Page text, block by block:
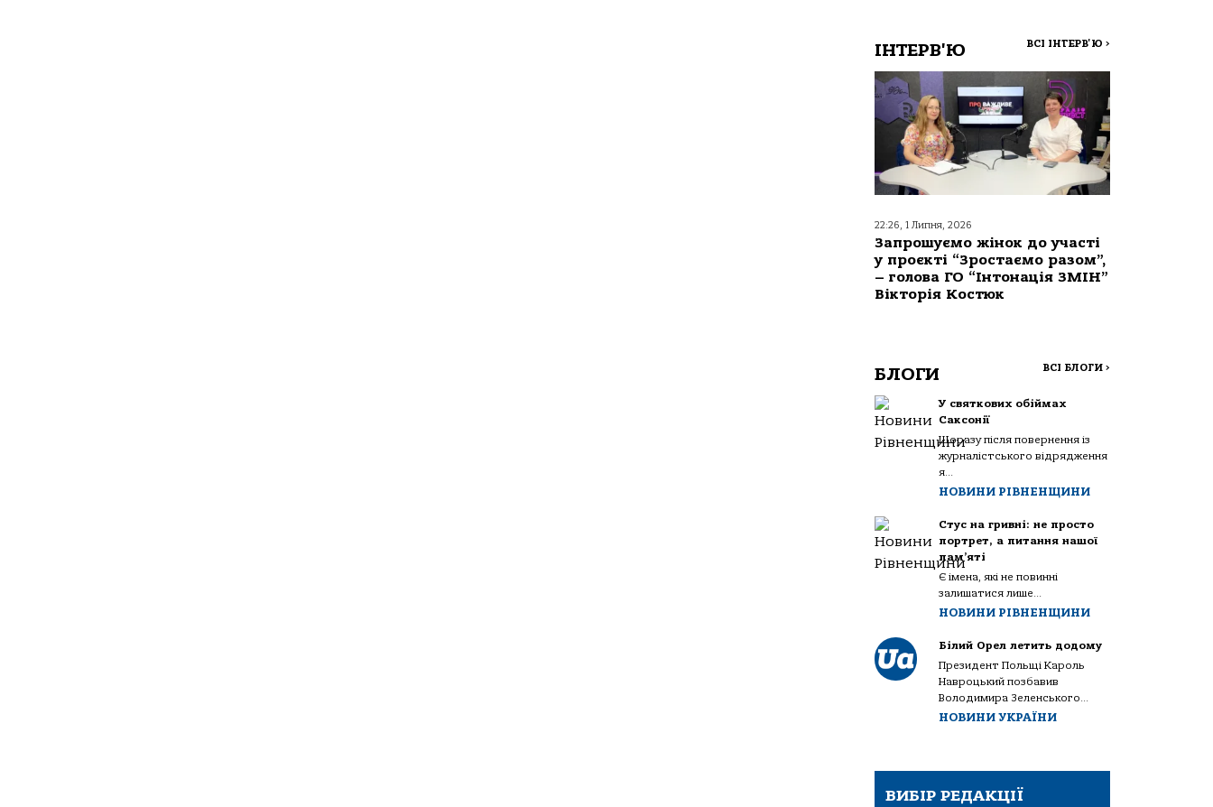
ІНТЕРВ'Ю ВСІ ІНТЕРВ'Ю >
22:26, 1 Липня, 2026
Запрошуємо жінок до участі
у проєкті “Зростаємо разом”,
– голова ГО “Інтонація ЗМІН”
Вікторія Костюк
БЛОГИ ВСІ БЛОГИ >
У святкових обіймах
Саксонії
Щоразу після повернення із
журналістського відрядження
я...
НОВИНИ РІВНЕНЩИНИ
Стус на гривні: не просто
портрет, а питання нашої
пам’яті
Є імена, які не повинні
залишатися лише...
НОВИНИ РІВНЕНЩИНИ
Білий Орел летить додому
Президент Польщі Кароль
Навроцький позбавив
Володимира Зеленського...
НОВИНИ УКРАЇНИ
ВИБІР РЕДАКЦІЇ